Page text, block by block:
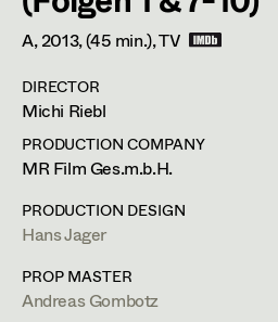
Art Department
Costume
Retired Members
Honorary Members
Production Design
Production Design
Art Direction
Assistant Art Director
Set Decoration
Michael Aberer
Michael Buchart
Jana Druskovic
Andreas Gombotz
Juliane Gstättner
Christian Haizinger
Peter Hofmann
Andreas Gombotz
Prop Master
Dr. Josef Stepphungasse 9,
m +43 664 33 80 942,
A,2013, (45 min.), TV
DIRECTOR
Michi Riebl
PRODUCTION COMPANY
MR Film Ges.m.b.H.
PRODUCTION DESIGN
Hans Jager
PROP MASTER
Andreas Gombotz